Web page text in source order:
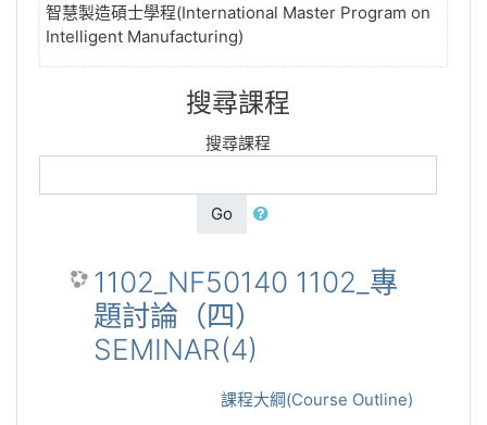
智慧製造碩士學程(International Master Program on
Intelligent Manufacturing)
搜尋課程
搜尋課程
Go
1102_NF50140 1102_專
題討論（四）
SEMINAR(4)
課程大綱(Course Outline)